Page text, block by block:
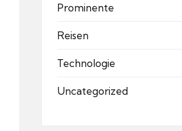
Prominente
Reisen
Technologie
Uncategorized